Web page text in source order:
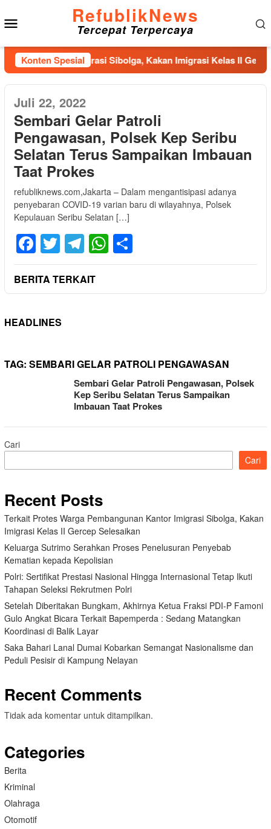
ke
konten
RefublikNews
Tercepat Terpercaya
Konten Spesial
Kantor Imigrasi Sibolga, Kakan Imigrasi Kelas II Gercep
Juli 22, 2022
Sembari Gelar Patroli
Pengawasan, Polsek Kep Seribu
Selatan Terus Sampaikan Imbauan
Taat Prokes
refubliknews.com,Jakarta – Dalam mengantisipasi adanya
penyebaran COVID-19 varian baru di wilayahnya, Polsek
Kepulauan Seribu Selatan […]
Facebook
TwitterTelegram
WhatsApp
BERITA TERKAIT
HEADLINES
TAG: SEMBARI GELAR PATROLI PENGAWASAN
Sembari Gelar Patroli Pengawasan, Polsek
Kep Seribu Selatan Terus Sampaikan
Imbauan Taat Prokes
Cari
Cari
Recent Posts
Terkait Protes Warga Pembangunan Kantor Imigrasi Sibolga, Kakan
Imigrasi Kelas II Gercep Selesaikan
Keluarga Sutrimo Serahkan Proses Penelusuran Penyebab
Kematian kepada Kepolisian
Polri: Sertifikat Prestasi Nasional Hingga Internasional Tetap Ikuti
Tahapan Seleksi Rekrutmen Polri
Setelah Diberitakan Bungkam, Akhirnya Ketua Fraksi PDI-P Famoni
Gulo Angkat Bicara Terkait Bapemperda : Sedang Matangkan
Koordinasi di Balik Layar
Saka Bahari Lanal Dumai Kobarkan Semangat Nasionalisme dan
Peduli Pesisir di Kampung Nelayan
Recent Comments
Tidak ada komentar untuk ditampilkan.
Categories
Berita
Kriminal
Olahraga
Otomotif